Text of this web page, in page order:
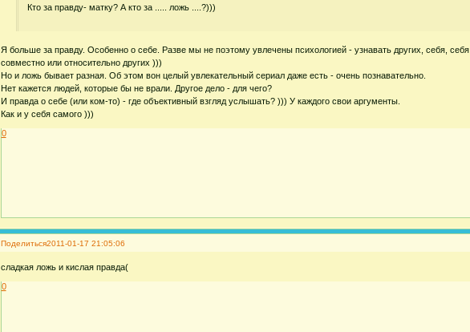
Кто за правду- матку? А кто за ..... ложь ....?)))
Я больше за правду. Особенно о себе. Разве мы не поэтому увлечены психологией - узнавать других, себя, себя
совместно или относительно других )))
Но и ложь бывает разная. Об этом вон целый увлекательный сериал даже есть - очень познавательно.
Нет кажется людей, которые бы не врали. Другое дело - для чего?
И правда о себе (или ком-то) - где объективный взгляд услышать? ))) У каждого свои аргументы.
Как и у себя самого )))
0
Поделиться2011-01-17 21:05:06
сладкая ложь и кислая правда(
0